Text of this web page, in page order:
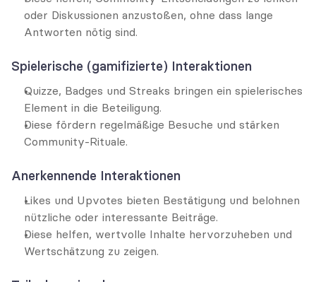
oder Diskussionen anzustoßen, ohne dass lange
Antworten nötig sind.
Spielerische (gamifizierte) Interaktionen
Quizze, Badges und Streaks bringen ein spielerisches
Element in die Beteiligung.
Diese fördern regelmäßige Besuche und stärken
Community-Rituale.
Anerkennende Interaktionen
Likes und Upvotes bieten Bestätigung und belohnen
nützliche oder interessante Beiträge.
Diese helfen, wertvolle Inhalte hervorzuheben und
Wertschätzung zu zeigen.